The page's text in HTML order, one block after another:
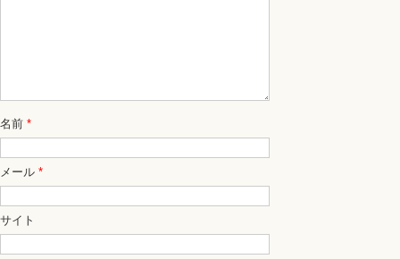
名前 *
メール *
サイト